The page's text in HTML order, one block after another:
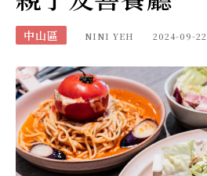
中山區 NINI YEH 2024-09-22